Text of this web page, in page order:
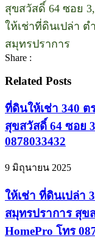
สุขสวัสดิ์ 64 ซอย
ให้เช่าที่ดินเปล่า ต
สมุทรปราการ
Share :
Related Posts
ที่ดินให้เช่า 340 ต
สุขสวัสดิ์ 64 ซอย
0878033432
9 มิถุนายน 2025
ให้เช่า ที่ดินเปล่า
สมุทรปราการ สุข
HomePro โทร